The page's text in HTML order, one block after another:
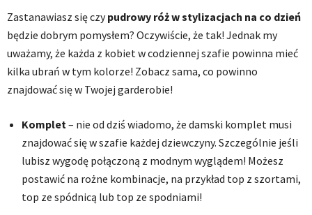
Zastanawiasz się czypudrowy róż w stylizacjach na co dzień
będzie dobrym pomysłem? Oczywiście, że tak! Jednak my
uważamy, że każda z kobiet w codziennej szafie powinna mieć
kilka ubrań w tym kolorze! Zobacz sama, co powinno
znajdować się w Twojej garderobie!
Komplet – nie od dziś wiadomo, że damski komplet musi
znajdować się w szafie każdej dziewczyny. Szczególnie jeśli
lubisz wygodę połączoną z modnym wyglądem! Możesz
postawić na rożne kombinacje, na przykład top z szortami,
top ze spódnicą lub top ze spodniami!